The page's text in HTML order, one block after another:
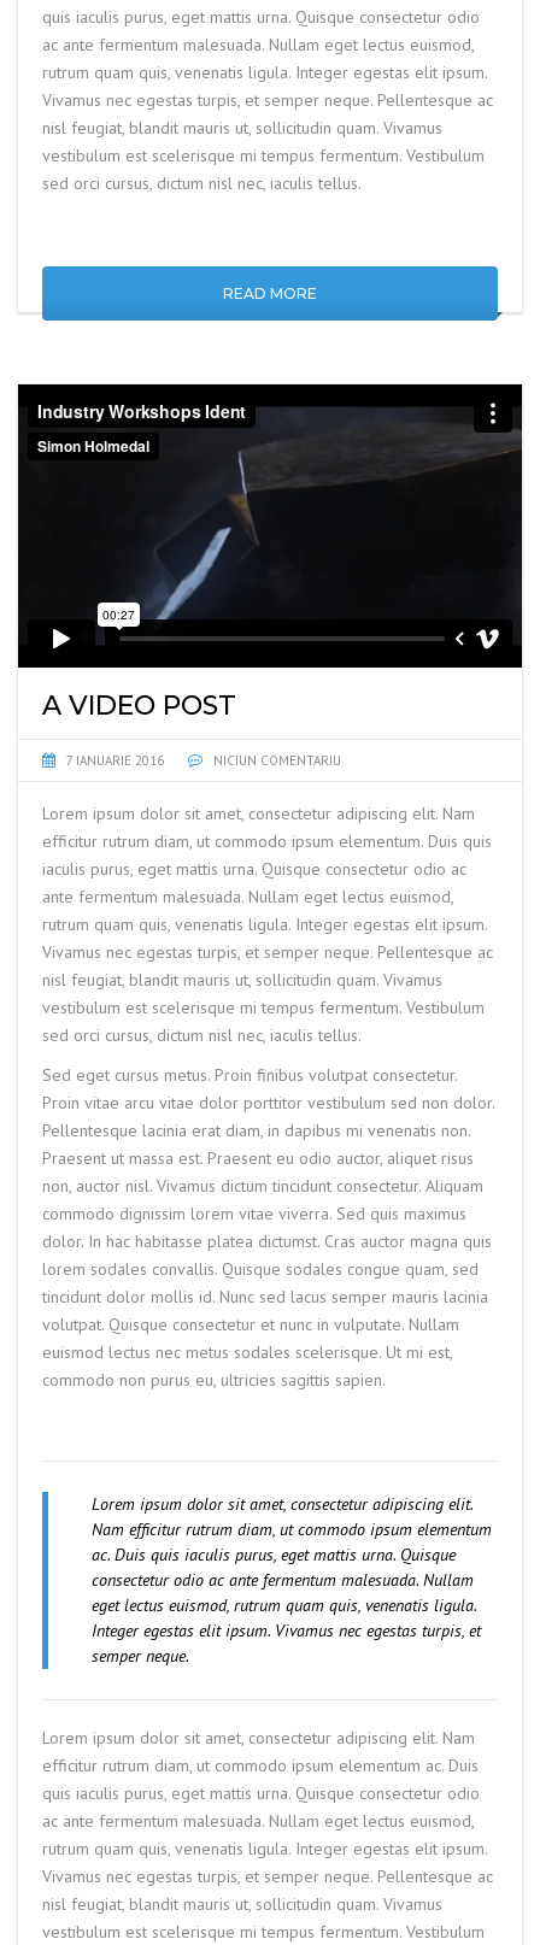
quis iaculis purus, eget mattis urna. Quisque consectetur odio
ac ante fermentum malesuada. Nullam eget lectus euismod,
rutrum quam quis, venenatis ligula. Integer egestas elit ipsum.
Vivamus nec egestas turpis, et semper neque. Pellentesque ac
nisl feugiat, blandit mauris ut, sollicitudin quam. Vivamus
vestibulum est scelerisque mi tempus fermentum. Vestibulum
sed orci cursus, dictum nisl nec, iaculis tellus.
READ MORE
A VIDEO POST
7 IANUARIE 2016 NICIUN COMENTARIU
Lorem ipsum dolor sit amet, consectetur adipiscing elit. Nam
efficitur rutrum diam, ut commodo ipsum elementum. Duis quis
iaculis purus, eget mattis urna. Quisque consectetur odio ac
ante fermentum malesuada. Nullam eget lectus euismod,
rutrum quam quis, venenatis ligula. Integer egestas elit ipsum.
Vivamus nec egestas turpis, et semper neque. Pellentesque ac
nisl feugiat, blandit mauris ut, sollicitudin quam. Vivamus
vestibulum est scelerisque mi tempus fermentum. Vestibulum
sed orci cursus, dictum nisl nec, iaculis tellus.
Sed eget cursus metus. Proin finibus volutpat consectetur.
Proin vitae arcu vitae dolor porttitor vestibulum sed non dolor.
Pellentesque lacinia erat diam, in dapibus mi venenatis non.
Praesent ut massa est. Praesent eu odio auctor, aliquet risus
non, auctor nisl. Vivamus dictum tincidunt consectetur. Aliquam
commodo dignissim lorem vitae viverra. Sed quis maximus
dolor. In hac habitasse platea dictumst. Cras auctor magna quis
lorem sodales convallis. Quisque sodales congue quam, sed
tincidunt dolor mollis id. Nunc sed lacus semper mauris lacinia
volutpat. Quisque consectetur et nunc in vulputate. Nullam
euismod lectus nec metus sodales scelerisque. Ut mi est,
commodo non purus eu, ultricies sagittis sapien.
Lorem ipsum dolor sit amet, consectetur adipiscing elit.
Nam efficitur rutrum diam, ut commodo ipsum elementum
ac. Duis quis iaculis purus, eget mattis urna. Quisque
consectetur odio ac ante fermentum malesuada. Nullam
eget lectus euismod, rutrum quam quis, venenatis ligula.
Integer egestas elit ipsum. Vivamus nec egestas turpis, et
semper neque.
Lorem ipsum dolor sit amet, consectetur adipiscing elit. Nam
efficitur rutrum diam, ut commodo ipsum elementum ac. Duis
quis iaculis purus, eget mattis urna. Quisque consectetur odio
ac ante fermentum malesuada. Nullam eget lectus euismod,
rutrum quam quis, venenatis ligula. Integer egestas elit ipsum.
Vivamus nec egestas turpis, et semper neque. Pellentesque ac
nisl feugiat, blandit mauris ut, sollicitudin quam. Vivamus
vestibulum est scelerisque mi tempus fermentum. Vestibulum